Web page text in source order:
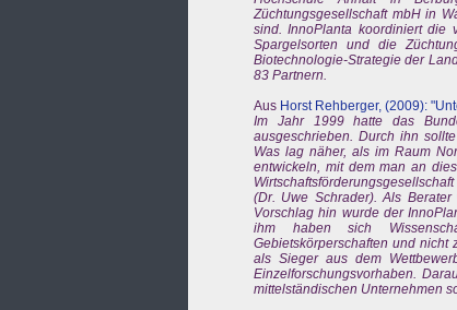
Züchtungsgesellschaft mbH in
sind. InnoPlanta koordiniert die
Spargelsorten und die
Biotechnologie-Strategie der
83 Partnern.
Aus Horst Rehberger, (2009):
Im Jahr 1999 hatte das
ausgeschrieben. Durch ihn
Was lag näher, als im Raum
entwickeln, mit dem man an
(Dr. Uwe Schrader). Als
Vorschlag hin wurde der
ihm haben sich
Gebietskörperschaften und nicht
als Sieger aus dem
Einzelforschungsvorhaben.
mittelständischen Unternehmen